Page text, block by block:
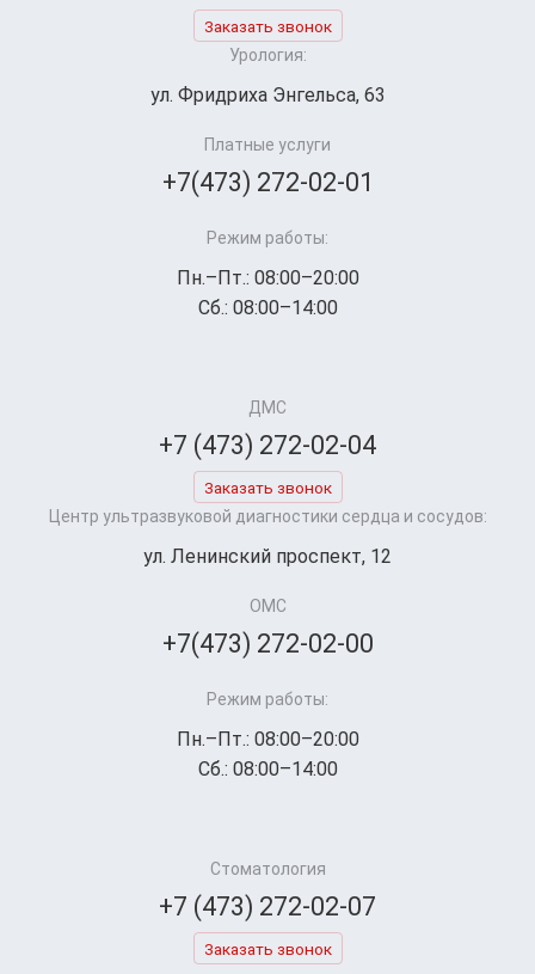
Заказать звонок
Урология:
ул. Фридриха Энгельса, 63
Платные услуги
+7(473) 272-02-01
Режим работы:
Пн.–Пт.: 08:00–20:00
Сб.: 08:00–14:00
ДМС
+7 (473) 272-02-04
Заказать звонок
Центр ультразвуковой диагностики сердца и сосудов:
ул. Ленинский проспект, 12
ОМС
+7(473) 272-02-00
Режим работы:
Пн.–Пт.: 08:00–20:00
Сб.: 08:00–14:00
Стоматология
+7 (473) 272-02-07
Заказать звонок